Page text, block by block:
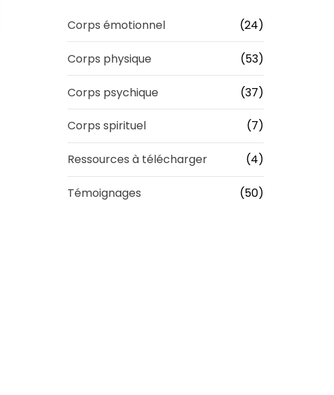
Corps émotionnel (24)
Corps physique (53)
Corps psychique (37)
Corps spirituel (7)
Ressources à télécharger (4)
Témoignages (50)